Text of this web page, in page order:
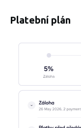
Platební plán